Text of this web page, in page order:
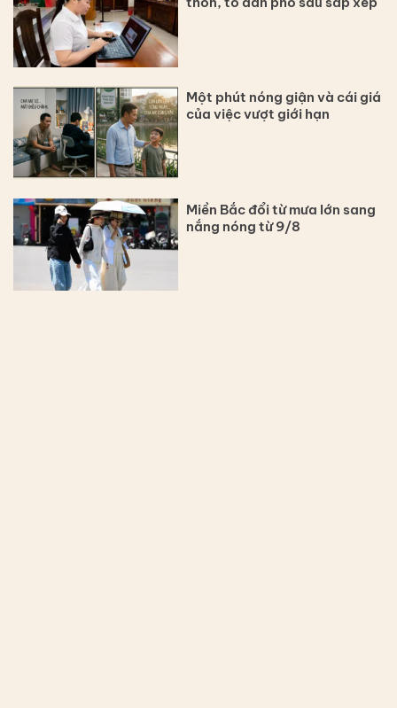
Một phút nóng giận và cái giá
của việc vượt giới hạn
Miền Bắc đổi từ mưa lớn sang
nắng nóng từ 9/8